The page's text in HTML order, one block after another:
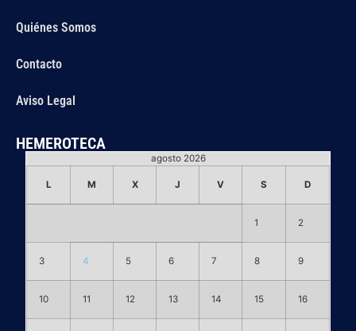
Quiénes Somos
Contacto
Aviso Legal
HEMEROTECA
agosto 2026
L M X J V S D
1 2
3 4 5 6 7 8 9
10 11 12 13 14 15 16